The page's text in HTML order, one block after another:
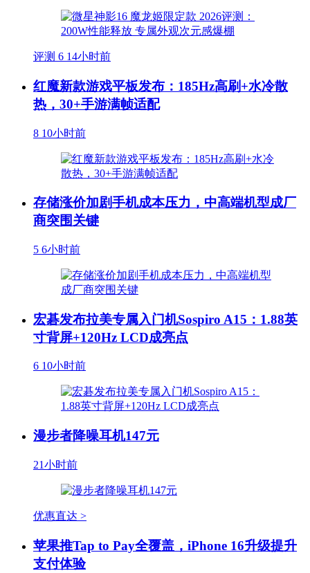
评测 6 14小时前
红魔新款游戏平板发布：185Hz高刷+水冷散
热，30+手游满帧适配
8 10小时前
存储涨价加剧手机成本压力，中高端机型成厂
商突围关键
5 6小时前
宏碁发布拉美专属入门机Sospiro A15：1.88英
寸背屏+120Hz LCD成亮点
6 10小时前
漫步者降噪耳机147元
21小时前
优惠直达 >
苹果推Tap to Pay全覆盖，iPhone 16升级提升
支付体验